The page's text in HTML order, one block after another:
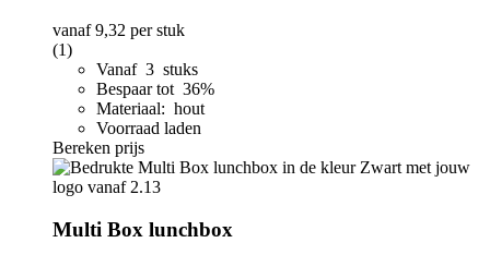
vanaf9,32 per stuk
(1)
Vanaf 3 stuks
Bespaar tot 36%
Materiaal: hout
Voorraad laden
Bereken prijs
Multi Box lunchbox